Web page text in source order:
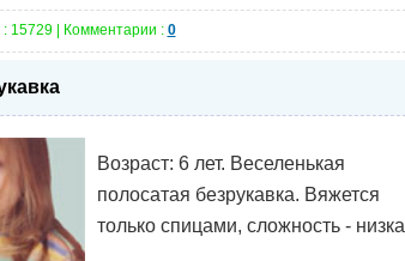
: 15729 | Комментарии : 0
Возраст: 6 лет. Веселенькая
полосатая безрукавка. Вяжется
только спицами, сложность -